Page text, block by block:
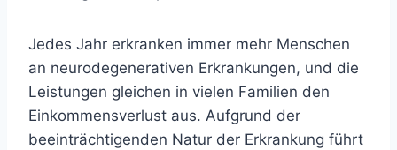
Jedes Jahr erkranken immer mehr Menschen
an neurodegenerativen Erkrankungen, und die
Leistungen gleichen in vielen Familien den
Einkommensverlust aus. Aufgrund der
beeinträchtigenden Natur der Erkrankung führt